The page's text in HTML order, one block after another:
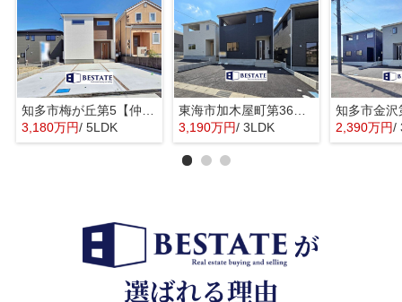
知多市梅が丘第5【仲介手数料0円】
3,180万円/ 5LDK
東海市加木屋町第36の3号棟【仲介手数料0円】
3,190万円/ 3LDK 2,390万円/